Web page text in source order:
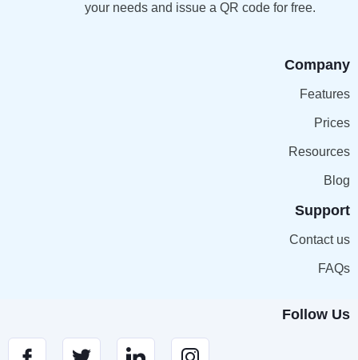
your needs and issue a QR code for free.
Company
Features
Prices
Resources
Blog
Support
Contact us
FAQs
Follow Us